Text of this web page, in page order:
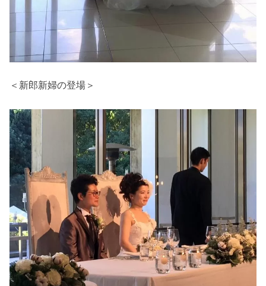
＜新郎新婦の登場＞